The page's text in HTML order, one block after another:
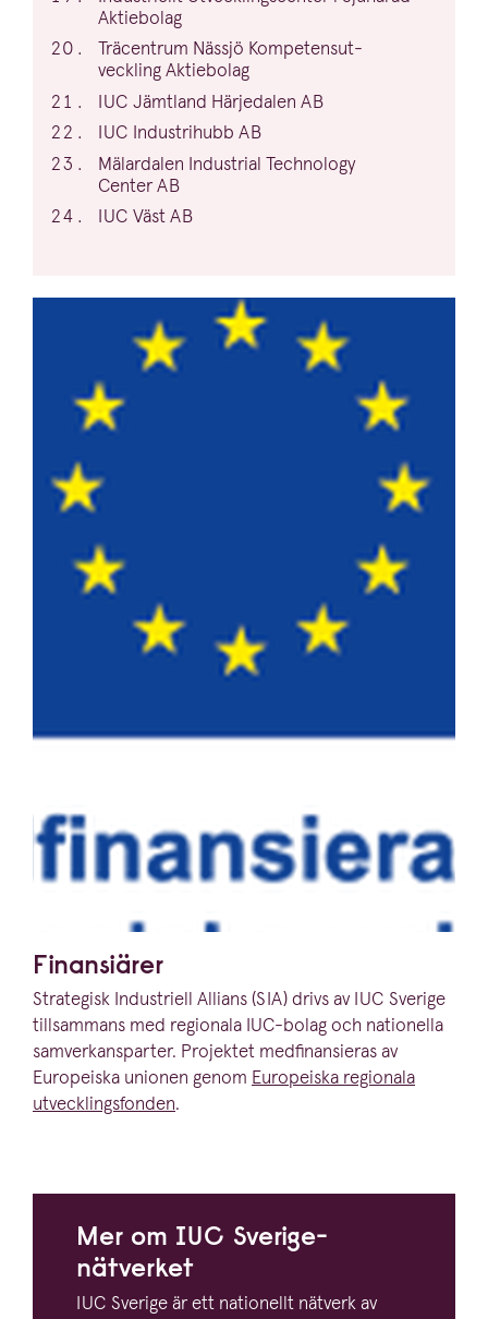
Aktiebolag
Träcentrum Nässjö Kompe­tens­ut­
veckling Aktiebolag
IUC Jämtland HärjedalenAB
IUC IndustrihubbAB
Mälardalen Industrial Technology
Center AB
IUC VästAB
Finansiärer
Strategisk Industriell Allians (SIA) drivs av IUC Sverige
tillsammans med regionala IUC-bolag och nationella
samver­kans­parter. Projektet medfi­nan­sieras av
Europeiska unionen genom Europeiska regionala
utveck­lings­fonden.
Mer om IUC Sverige-
nätverket
IUC Sverige är ett nationellt nätverk av